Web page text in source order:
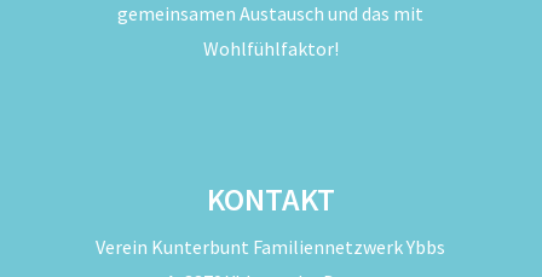
gemeinsamen Austausch und das mit
Wohlfühlfaktor!
KONTAKT
Verein Kunterbunt Familiennetzwerk Ybbs